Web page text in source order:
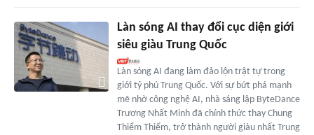
Làn sóng AI thay đổi cục diện giới
siêu giàu Trung Quốc
Làn sóng AI đang làm đảo lộn trật tự trong
giới tỷ phú Trung Quốc. Với sự bứt phá mạnh
mẽ nhờ công nghệ AI, nhà sáng lập ByteDance
Trương Nhất Minh đã chính thức thay Chung
Thiểm Thiểm, trở thành người giàu nhất Trung